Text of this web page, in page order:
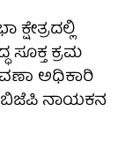
ಸೂಕ್ತ ಕ್ರಮ
ಅಧಿಕಾರಿ
ಬಿಜೆಪಿ ನಾಯಕನ